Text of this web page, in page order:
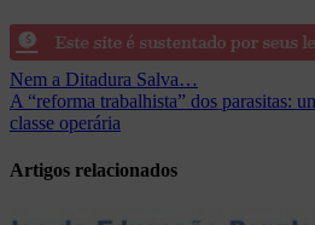
Navegação
de
Nem a Ditadura Salva…
A “reforma trabalhista” dos parasitas:
classe operária
Artigos relacionados